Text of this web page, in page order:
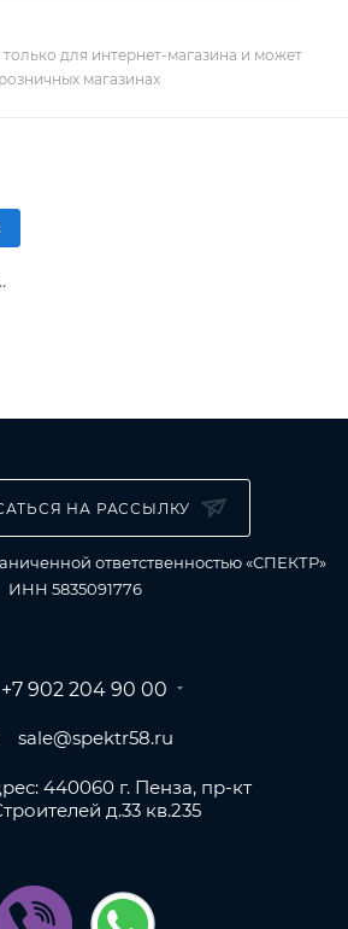
для интернет-магазина и может
магазинах
НА РАССЫЛКУ
ответственностью «СПЕКТР»
ИНН 5835091776
+7 902 204 90 00
sale@spektr58.ru
440060 г. Пенза, пр-кт
д.33 кв.235